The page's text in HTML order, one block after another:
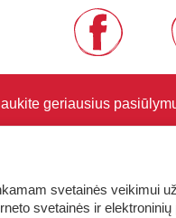
geriausius
ŽINOTI
svetainės veikimui
svetainės ir